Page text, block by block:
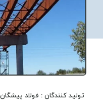
تولید کنندگان : فولاد پیشگان